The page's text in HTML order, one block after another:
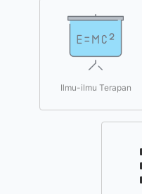
Ilmu-ilmu Terapan